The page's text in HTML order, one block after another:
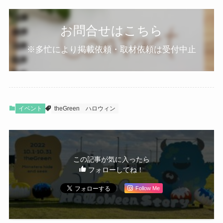
お問合せはこちら
※多忙により掲載依頼・取材依頼は受付中止
イベント theGreen ハロウィン
この記事が気に入ったら
フォローしてね！
Follow Me